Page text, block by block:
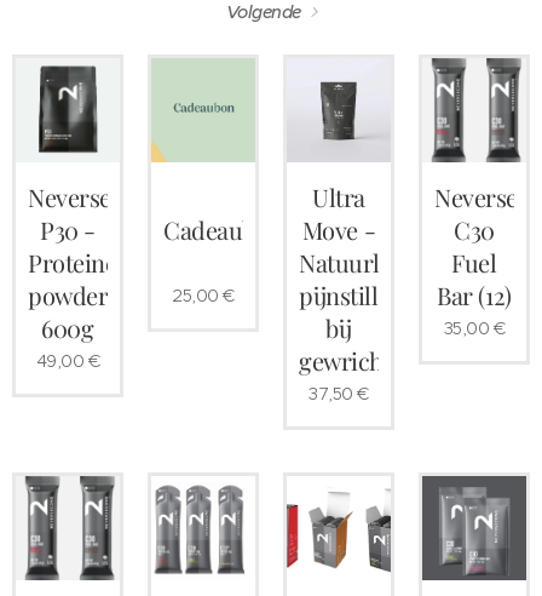
Volgende
Neversecond
P30 -
Proteine
powder
600g
49,00 €
Cadeaubon
25,00 €
Ultra
Move -
Natuurlijke
pijnstiller
bij
gewrichtspijnen
37,50 €
C30
Fuel
Bar (12)
35,00 €